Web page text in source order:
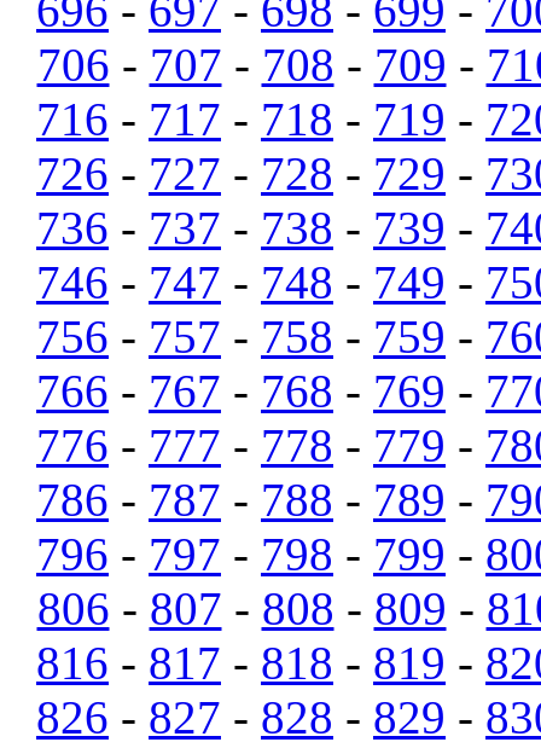
706 - 707 - 708 - 709 -
716 - 717 - 718 - 719 -
726 - 727 - 728 - 729 -
736 - 737 - 738 - 739 -
746 - 747 - 748 - 749 -
756 - 757 - 758 - 759 -
766 - 767 - 768 - 769 -
776 - 777 - 778 - 779 -
786 - 787 - 788 - 789 -
796 - 797 - 798 - 799 -
806 - 807 - 808 - 809 -
816 - 817 - 818 - 819 -
826 - 827 - 828 - 829 -